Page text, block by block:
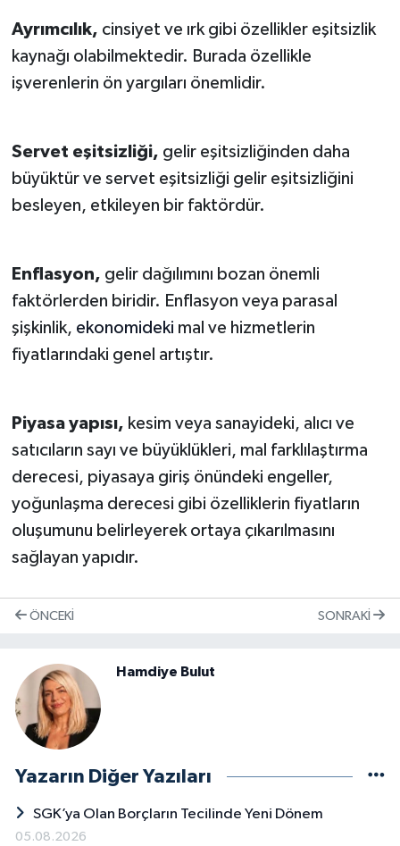
Ayrımcılık, cinsiyet ve ırk gibi özellikler eşitsizlik
kaynağı olabilmektedir. Burada özellikle
işverenlerin ön yargıları önemlidir.
Servet eşitsizliği, gelir eşitsizliğinden daha
büyüktür ve servet eşitsizliği gelir eşitsizliğini
besleyen, etkileyen bir faktördür.
Enflasyon, gelir dağılımını bozan önemli
faktörlerden biridir. Enflasyon veya parasal
şişkinlik, ekonomideki mal ve hizmetlerin
fiyatlarındaki genel artıştır.
Piyasa yapısı, kesim veya sanayideki, alıcı ve
satıcıların sayı ve büyüklükleri, mal farklılaştırma
derecesi, piyasaya giriş önündeki engeller,
yoğunlaşma derecesi gibi özelliklerin fiyatların
oluşumunu belirleyerek ortaya çıkarılmasını
sağlayan yapıdır.
ÖNCEKI SONRAKI
Hamdiye Bulut
Yazarın Diğer Yazıları
SGK’ya Olan Borçların Tecilinde Yeni Dönem
05.08.2026